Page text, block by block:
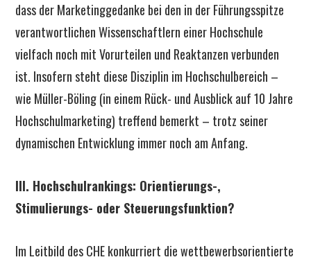
dass der Marketinggedanke bei den in der Führungsspitze
verantwortlichen Wissenschaftlern einer Hochschule
vielfach noch mit Vorurteilen und Reaktanzen verbunden
ist. Insofern steht diese Disziplin im Hochschulbereich –
wie Müller-Böling (in einem Rück- und Ausblick auf 10 Jahre
Hochschulmarketing) treffend bemerkt – trotz seiner
dynamischen Entwicklung immer noch am Anfang.
III. Hochschulrankings: Orientierungs-,
Stimulierungs- oder Steuerungsfunktion?
Im Leitbild des CHE konkurriert die wettbewerbsorientierte